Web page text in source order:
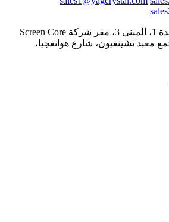
الطابقان 1-2، الوحدة 1، المبنى 3، مقر شركة Screen Core
معبد تشينغيون، شارع هوانغجيا،